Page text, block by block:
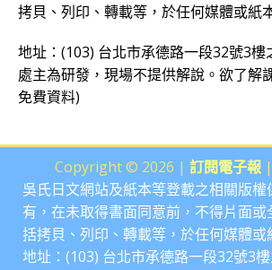
拷貝、列印、轉載等，於任何媒體或紙
地址：(103) 台北市承德路一段32號3樓
處主為研發，現場不提供解說。欲了解
免費資料)
Copyright © 2026 | 訂閱電子報|
吳氏日文網站及紙本等登載之相關版
有，在未取得書面同意前，不得片面
括拷貝、列印、轉載等，於任何媒體或
地址：(103) 台北市承德路一段32號3